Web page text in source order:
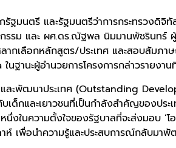
รัฐมนตรี และรัฐมนตรีว่าการกระทรวง
รม และ ผศ.ดร.ณัฐพล นิมมานพัชรินทร์
กเลือกหลักสูตร/ประเทศ และสอบสัมภ
ฐานะผู้อำนวยการโครงการกล่าวรายงา
และพัฒนาประเทศ (Outstanding
เด็กและเยาวชนที่เป็นกำลังสำคัญของปร
งในความตั้งใจของรัฐบาลที่จะส่งมอบ ‘
ห์ เพื่อนำความรู้และประสบการณ์กลับมา